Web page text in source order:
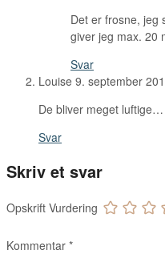
Det er frosne, jeg
giver jeg max. 20
Svar
Louise 9. september
De bliver meget
Svar
Skriv et svar
Opskrift Vurdering
Kommentar *